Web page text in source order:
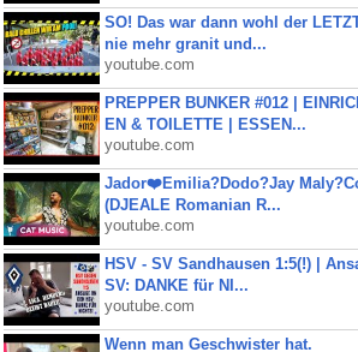
SO! Das war dann wohl der
nie mehr granit und...
youtube.com
PREPPER BUNKER #012 |
EN & TOILETTE | ESSEN...
youtube.com
Jador❤️Emilia?Dodo?Jay
(DJEALE Romanian R...
youtube.com
HSV - SV Sandhausen 1:5(!) |
SV: DANKE für NI...
youtube.com
Wenn man Geschwister hat.